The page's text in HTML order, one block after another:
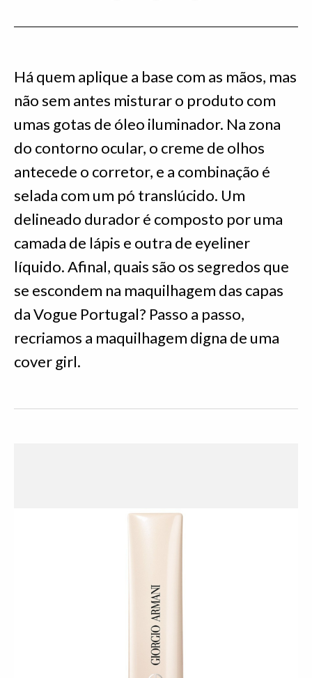
Há quem aplique a base com as mãos, mas
não sem antes misturar o produto com
umas gotas de óleo iluminador. Na zona
do contorno ocular, o creme de olhos
antecede o corretor, e a combinação é
selada com um pó translúcido. Um
delineado durador é composto por uma
camada de lápis e outra de eyeliner
líquido. Afinal, quais são os segredos que
se escondem na maquilhagem das capas
da Vogue Portugal? Passo a passo,
recriamos a maquilhagem digna de uma
cover girl.